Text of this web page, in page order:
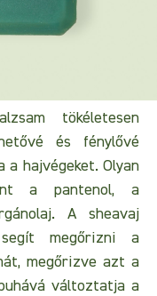
tökéletesen
és fénylővé
a hajvégeket. Olyan
a pantenol, a
A sheavaj
megőrizni a
megőrizve azt a
változtatja a